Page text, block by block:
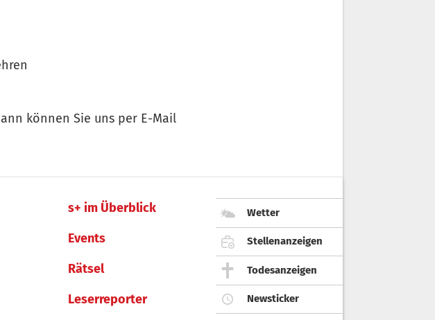
können Sie uns per E-Mail
s+ im Überblick
Events
Rätsel
Leserreporter
Wetter
Stellenanzeigen
Todesanzeigen
Newsticker